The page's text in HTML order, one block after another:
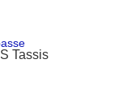
Tassis